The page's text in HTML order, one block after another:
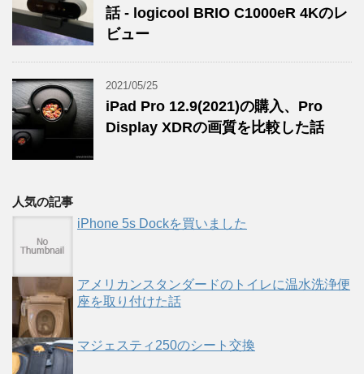
話 - logicool BRIO C1000eR 4Kのレ
ビュー
2021/05/25
iPad Pro 12.9(2021)の購入、Pro
Display XDRの画質を比較した話
人気の記事
iPhone 5s Dockを買いました
アメリカンスタンダードのトイレに温水洗浄便
座を取り付けた話
マジェスティ250のシート交換